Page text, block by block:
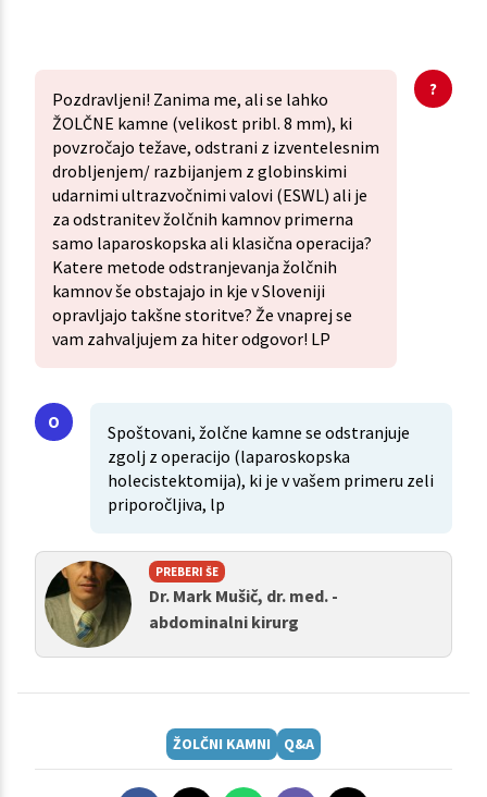
Pozdravljeni! Zanima me, ali se lahko
ŽOLČNE kamne (velikost pribl. 8 mm), ki
povzročajo težave, odstrani z izventelesnim
drobljenjem/ razbijanjem z globinskimi
udarnimi ultrazvočnimi valovi (ESWL) ali je
za odstranitev žolčnih kamnov primerna
samo laparoskopska ali klasična operacija?
Katere metode odstranjevanja žolčnih
kamnov še obstajajo in kje v Sloveniji
opravljajo takšne storitve? Že vnaprej se
vam zahvaljujem za hiter odgovor! LP
Spoštovani, žolčne kamne se odstranjuje
zgolj z operacijo (laparoskopska
holecistektomija), ki je v vašem primeru zeli
priporočljiva, lp
PREBERI ŠE
Dr. Mark Mušič, dr. med. -
abdominalni kirurg
ŽOLČNI KAMNI Q&A